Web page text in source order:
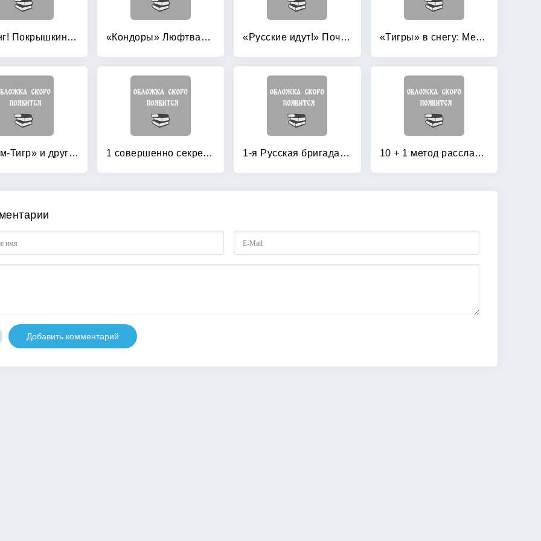
«Ахтунг! Покрышкин в воздухе!» «Сталинский сокол» №1 «Кондоры» Люфтваффе: Дальний бомбардировщик и разведчик Fw 200 «Condor» «Русские идут!» Почему боятся России? «Тигры» в снегу: Мемуары танкового аса
«Штурм-Тигр» и другие штурмовые танки (+ модель) 1 совершенно секретная таблетка от страха 1-я Русская бригада СС «Дружина» 10 + 1 метод расслабления